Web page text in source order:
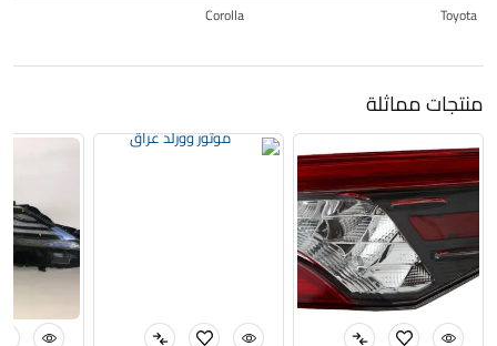
Toyota
Corolla
منتجات مماثلة